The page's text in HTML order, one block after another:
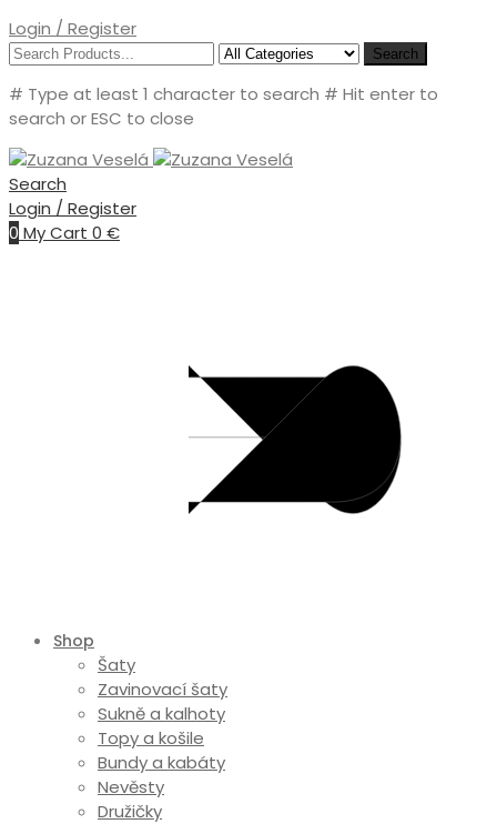
Login / Register
Search
# Type at least 1 character to search # Hit enter to
search or ESC to close
Search
Login / Register
0 My Cart 0 €
Shop
Šaty
Zavinovací šaty
Sukně a kalhoty
Topy a košile
Bundy a kabáty
Nevěsty
Družičky